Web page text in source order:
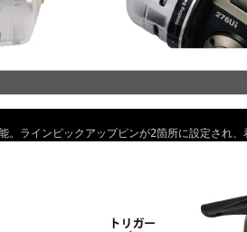
。ラインピックアップピンが2箇所に設定され